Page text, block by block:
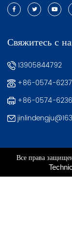
Свяжитесь с
13905844792
+86-0574-
+86-0574-
Все права